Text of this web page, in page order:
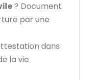
? Document
par une
dans
la vie